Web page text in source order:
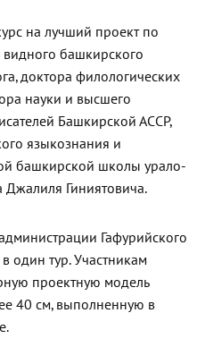
на лучший проект по
башкирского
доктора филологических
науки и высшего
Башкирской АССР,
языкознания и
башкирской школы урало-
Джалиля Гиниятовича.
Гафурийского
один тур. Участникам
проектную модель
40 см, выполненную в